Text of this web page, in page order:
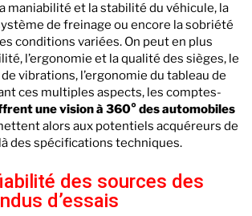
maniabilité et la stabilité du véhicule, la
de freinage ou encore la sobriété
conditions variées. On peut en plus
l’ergonomie et la qualité des sièges, le
vibrations, l’ergonomie du tableau de
ces multiples aspects, les comptes-
une vision à 360° des automobiles
alors aux potentiels acquéreurs de
des spécifications techniques.
des sources des
d’essais